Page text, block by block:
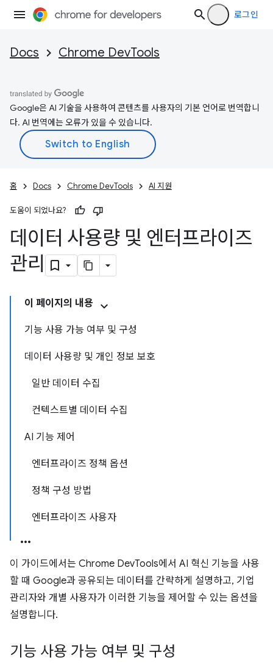
로그인
Docs Chrome DevTools
Google은 AI 기술을 사용하여 콘텐츠를 사용자의 기본 언어로 번역합니
다. AI 번역에는 오류가 있을 수 있습니다.
홈 Docs Chrome DevTools AI 지원
도움이 되었나요?
데이터 사용량 및 엔터프라이즈
관리
이 페이지의 내용
기능 사용 가능 여부 및 구성
데이터 사용량 및 개인 정보 보호
일반 데이터 수집
컨텍스트별 데이터 수집
AI 기능 제어
엔터프라이즈 정책 옵션
정책 구성 방법
엔터프라이즈 사용자
이 가이드에서는 Chrome DevTools에서 AI 혁신 기능을 사용
할 때 Google과 공유되는 데이터를 간략하게 설명하고, 기업
관리자와 개별 사용자가 이러한 기능을 제어할 수 있는 옵션을
설명합니다.
기능 사용 가능 여부 및 구성